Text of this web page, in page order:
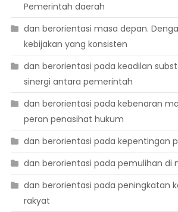
Pemerintah daerah
dan berorientasi masa depan.
kebijakan yang konsisten
dan berorientasi pada keadilan
sinergi antara pemerintah
dan berorientasi pada kebenaran
peran penasihat hukum
dan berorientasi pada kepentingan
dan berorientasi pada pemulihan di
dan berorientasi pada peningkatan
rakyat